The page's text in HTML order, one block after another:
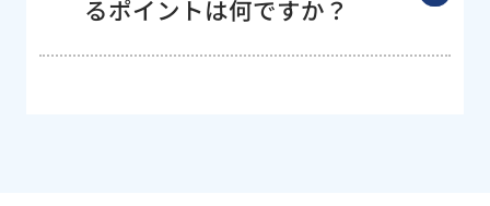
るポイントは何ですか？